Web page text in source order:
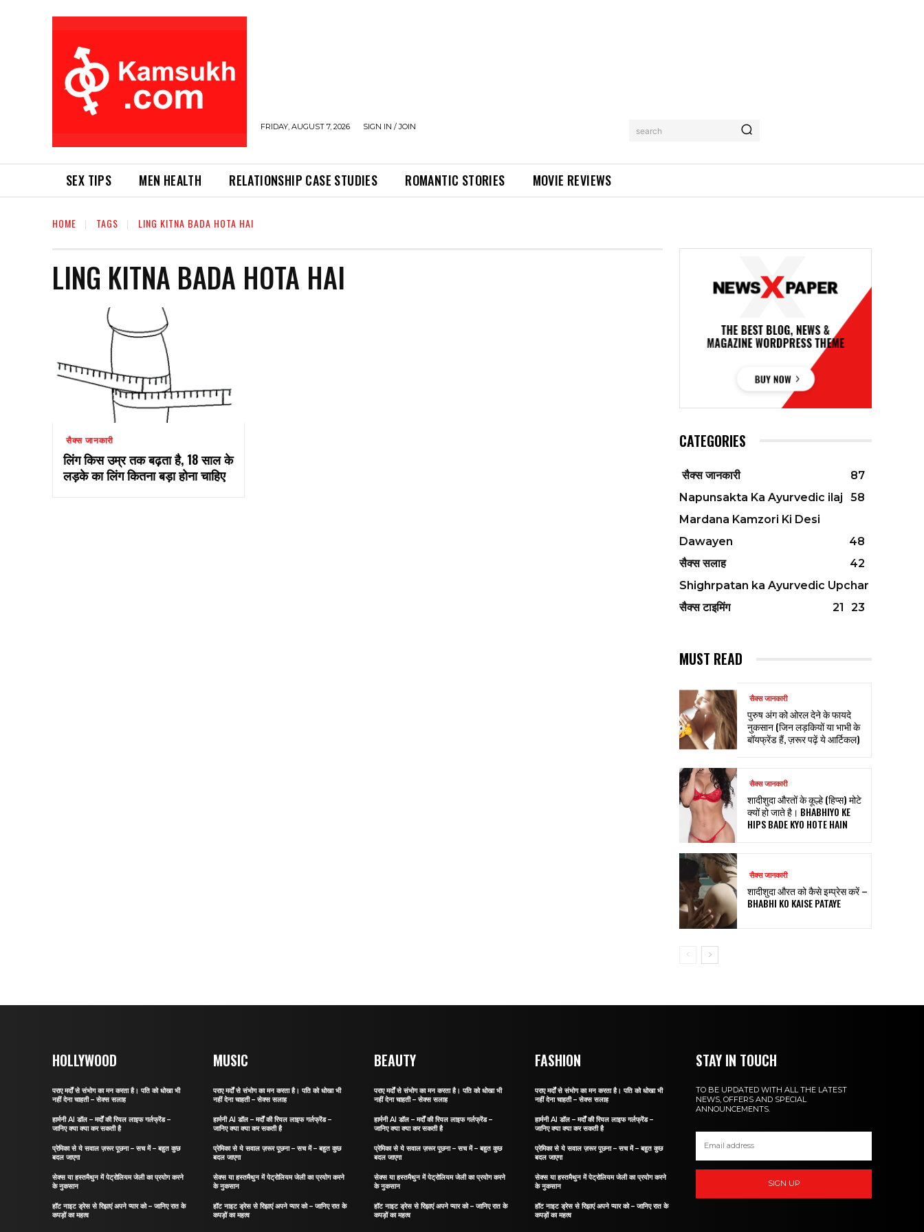
FRIDAY, AUGUST 7, 2026 SIGN IN / JOIN search
SEX TIPS MEN HEALTH RELATIONSHIP CASE STUDIES ROMANTIC STORIES MOVIE REVIEWS
HOME TAGS LING KITNA BADA HOTA HAI
LING KITNA BADA HOTA HAI
सैक्स जानकारी
लिंग किस उम्र तक बढ़ता है, 18 साल के
लड़के का लिंग कितना बड़ा होना चाहिए
CATEGORIES
सैक्स जानकारी
87
Napunsakta Ka Ayurvedic ilaj
58
Mardana Kamzori Ki Desi
Dawayen
48
सैक्स सलाह
42
Shighrpatan ka Ayurvedic Upchar
23
सैक्स टाइमिंग 21
MUST READ
सैक्स जानकारी
पुरुष अंग को ओरल देने के फायदे
नुकसान (जिन लड़कियों या भाभी के
बॉयफ्रेंड हैं, ज़रूर पढ़ें ये आर्टिकल)
सैक्स जानकारी
शादीशुदा औरतों के कूल्हे (हिप्स) मोटे
क्यों हो जाते है। BHABHIYO KE
HIPS BADE KYO HOTE HAIN
सैक्स जानकारी
शादीशुदा औरत को कैसे इम्प्रेस करें –
BHABHI KO KAISE PATAYE
HOLLYWOOD
पराए मर्दों से संभोग का मन करता है। पति को धोखा भी
नहीं देना चाहती – सेक्स सलाह
हार्मनी AI डॉल – मर्दों की रियल लाइफ गर्लफ्रेंड –
जानिए क्या क्या कर सकती है
प्रेमिका से ये सवाल ज़रूर पूछना – सच में – बहुत कुछ
बदल जाएगा
सेक्स या हस्तमैथुन में पेट्रोलियम जेली का प्रयोग करने
के नुकसान
हॉट नाइट ड्रेस से रिझाएं अपने प्यार को – जानिए रात के
कपड़ों का महत्व
MUSIC
पराए मर्दों से संभोग का मन करता है। पति को धोखा भी
नहीं देना चाहती – सेक्स सलाह
हार्मनी AI डॉल – मर्दों की रियल लाइफ गर्लफ्रेंड –
जानिए क्या क्या कर सकती है
प्रेमिका से ये सवाल ज़रूर पूछना – सच में – बहुत कुछ
बदल जाएगा
सेक्स या हस्तमैथुन में पेट्रोलियम जेली का प्रयोग करने
के नुकसान
हॉट नाइट ड्रेस से रिझाएं अपने प्यार को – जानिए रात के
कपड़ों का महत्व
BEAUTY
पराए मर्दों से संभोग का मन करता है। पति को धोखा भी
नहीं देना चाहती – सेक्स सलाह
हार्मनी AI डॉल – मर्दों की रियल लाइफ गर्लफ्रेंड –
जानिए क्या क्या कर सकती है
प्रेमिका से ये सवाल ज़रूर पूछना – सच में – बहुत कुछ
बदल जाएगा
सेक्स या हस्तमैथुन में पेट्रोलियम जेली का प्रयोग करने
के नुकसान
हॉट नाइट ड्रेस से रिझाएं अपने प्यार को – जानिए रात के
कपड़ों का महत्व
FASHION
पराए मर्दों से संभोग का मन करता है। पति को धोखा भी
नहीं देना चाहती – सेक्स सलाह
हार्मनी AI डॉल – मर्दों की रियल लाइफ गर्लफ्रेंड –
जानिए क्या क्या कर सकती है
प्रेमिका से ये सवाल ज़रूर पूछना – सच में – बहुत कुछ
बदल जाएगा
सेक्स या हस्तमैथुन में पेट्रोलियम जेली का प्रयोग करने
के नुकसान
हॉट नाइट ड्रेस से रिझाएं अपने प्यार को – जानिए रात के
कपड़ों का महत्व
STAY IN TOUCH
TO BE UPDATED WITH ALL THE LATEST
NEWS, OFFERS AND SPECIAL
ANNOUNCEMENTS.
SIGN UP